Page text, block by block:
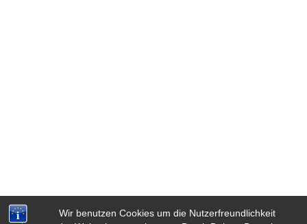
Wir benutzen Cookies um die Nutzerfreundlichkeit